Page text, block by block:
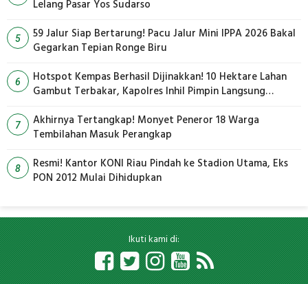
Lelang Pasar Yos Sudarso
5
59 Jalur Siap Bertarung! Pacu Jalur Mini IPPA 2026 Bakal
Gegarkan Tepian Ronge Biru
6
Hotspot Kempas Berhasil Dijinakkan! 10 Hektare Lahan
Gambut Terbakar, Kapolres Inhil Pimpin Langsung
7
Akhirnya Tertangkap! Monyet Peneror 18 Warga
Tembilahan Masuk Perangkap
8
Resmi! Kantor KONI Riau Pindah ke Stadion Utama, Eks
PON 2012 Mulai Dihidupkan
Ikuti kami di: